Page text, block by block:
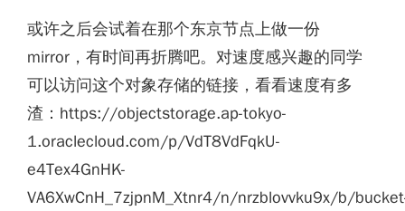
或许之后会试着在那个东京节点上做一份
mirror，有时间再折腾吧。对速度感兴趣的同学
可以访问这个对象存储的链接，看看速度有多
渣：https://objectstorage.ap-tokyo-
1.oraclecloud.com/p/VdT8VdFqkU-
e4Tex4GnHK-
VA6XwCnH_7zjpnM_Xtnr4/n/nrzblovvku9x/b/